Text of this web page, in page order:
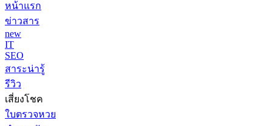
หน้าแรก
ข่าวสาร
new
IT
SEO
สาระน่ารู้
รีวิว
เสี่ยงโชค
ใบตรวจหวย